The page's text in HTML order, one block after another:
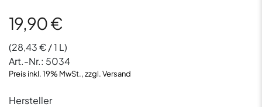
19,90€
(28,43€/ 1 L)
Art.-Nr.: 5034
Preis inkl. 19% MwSt., zzgl. Versand
Hersteller